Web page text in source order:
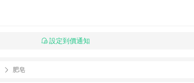
設定到價通知
肥皂